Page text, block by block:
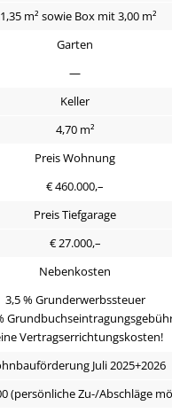
m² sowie Box mit 3,00 m²
Garten
—
Keller
4,70 m²
Preis Wohnung
€ 460.000,–
Preis Tiefgarage
€ 27.000,–
Nebenkosten
3,5 % Grunderwerbssteuer
Vertragserrichtungskosten!
Juli 2025+2026
(persönliche Zu-/Abschläge